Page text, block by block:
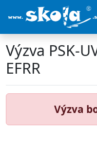
Výzva PSK-
EFRR
Výzva